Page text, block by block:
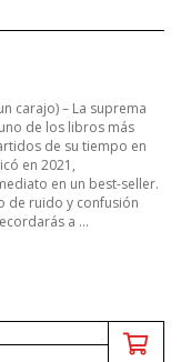
carajo) – La suprema
de los libros más
de su tiempo en
en 2021,
en un best-seller.
de ruido y confusión
a ...